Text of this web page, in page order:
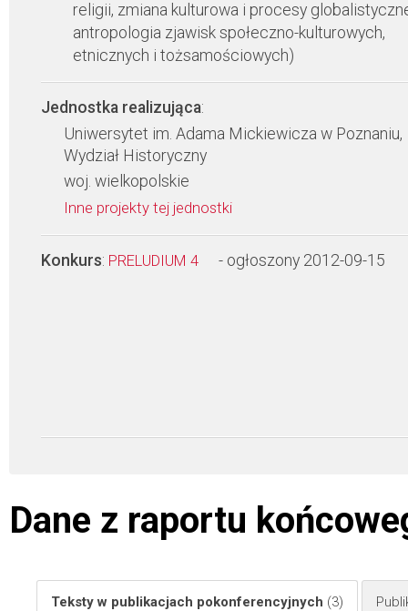
religii, zmiana kulturowa i procesy
antropologia zjawisk społeczno-kulturowych,
etnicznych i tożsamościowych)
Jednostka realizująca:
Uniwersytet im. Adama Mickiewicza w Poznaniu,
Wydział Historyczny
woj. wielkopolskie
Inne projekty tej jednostki
Konkurs: PRELUDIUM 4 - ogłoszony 2012-09-15
Dane z raportu
Teksty w publikacjach pokonferencyjnych (3)